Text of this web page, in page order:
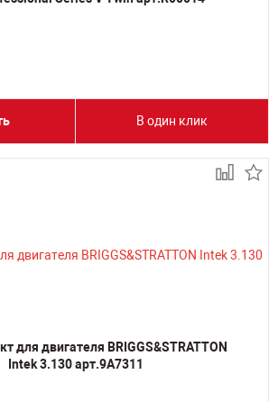
В один клик
для двигателя BRIGGS&STRATTON
Intek 3.130 арт.9A7311